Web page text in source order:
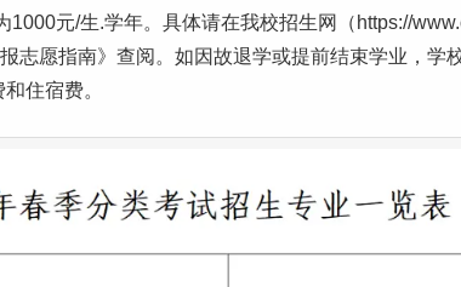
1000元/生.学年。具体请在我校招生网（https://
志愿指南》查阅。如因故退学或提前结束学业，学
住宿费。